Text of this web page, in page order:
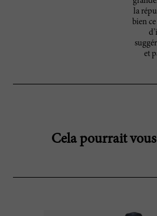
la
bien
et
Cela pourrait